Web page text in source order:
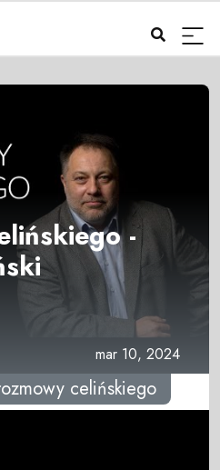
-
mar 10, 2024
celińskiego